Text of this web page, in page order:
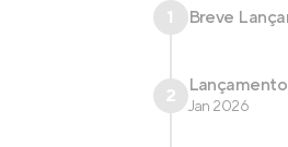
1 Breve
2 Lançamento
Jan 2026